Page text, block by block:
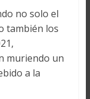
no solo el
también los
muriendo un
a la